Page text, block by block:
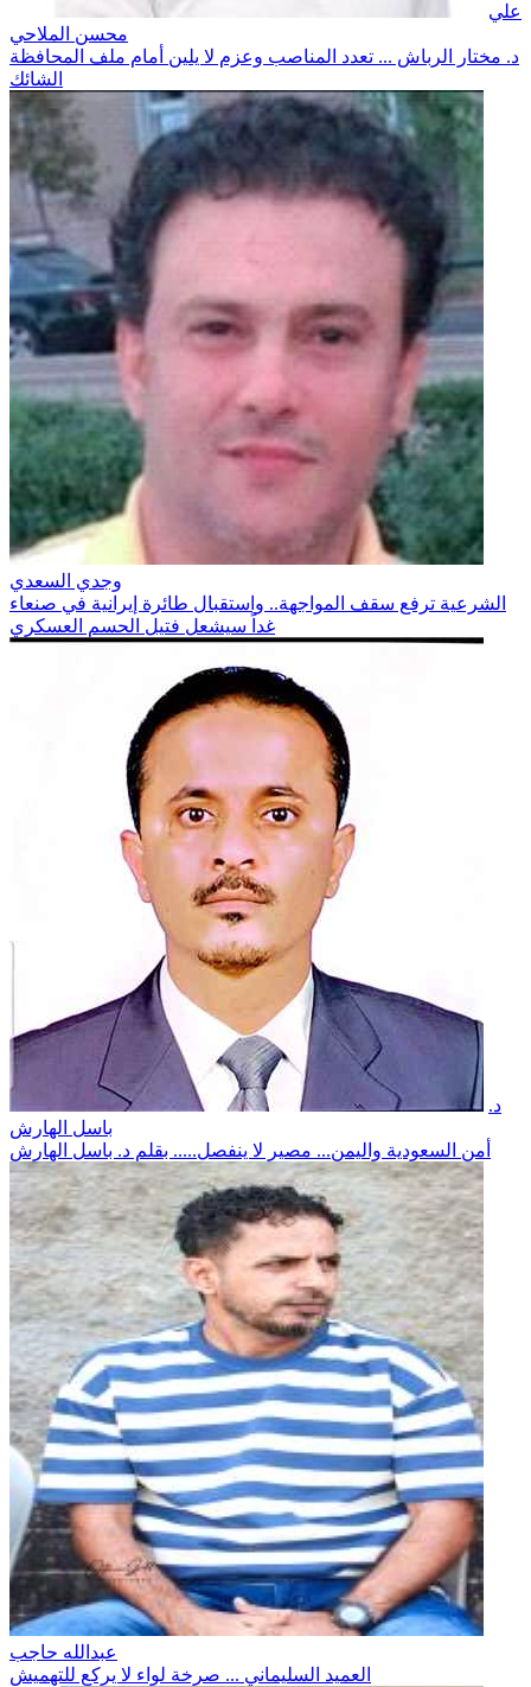
علي
محسن الملاحي
د. مختار الرباش ... تعدد المناصب وعزم لا يلين أمام ملف المحافظة
الشائك
وجدي السعدي
الشرعية ترفع سقف المواجهة.. واستقبال طائرة إيرانية في صنعاء
غداً سيشعل فتيل الحسم العسكري
د.
باسل الهارش
أمن السعودية واليمن... مصير لا ينفصل..... بقلم د. باسل الهارش
عبدالله حاجب
العميد السليماني ... صرخة لواء لا يركع للتهميش